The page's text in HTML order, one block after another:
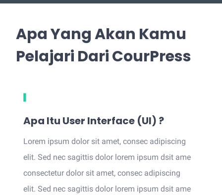
Apa Yang Akan Kamu
Pelajari Dari CourPress
Apa Itu User Interface (UI) ?
Lorem ipsum dolor sit amet, consec adipiscing
elit. Sed nec sagittis dolor lorem ipsum dsit ame
consectetur dolor sit amet, consec adipiscing
elit. Sed nec sagittis dolor lorem ipsum dsit ame